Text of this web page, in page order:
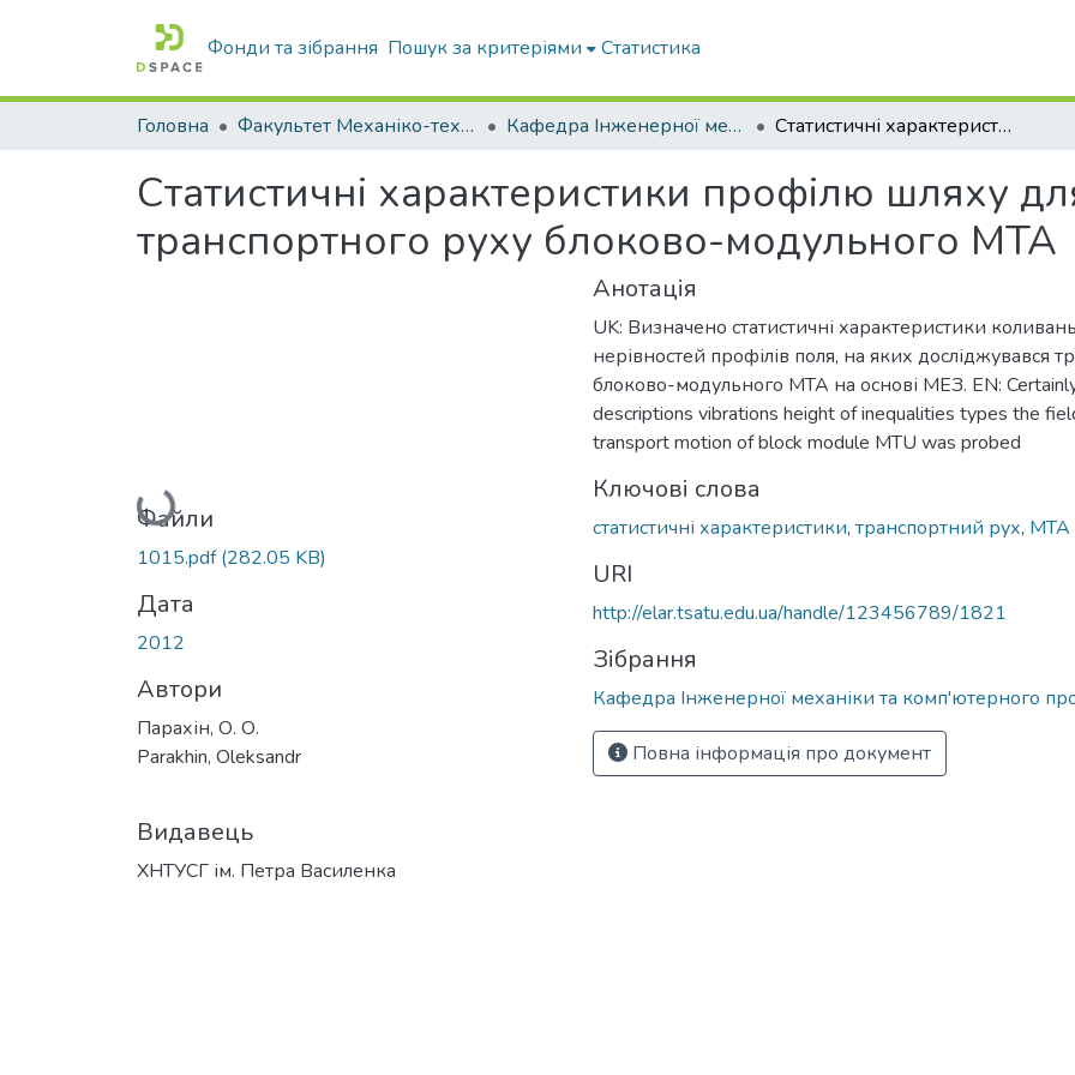
Фонди та зібрання Пошук за критеріями Статистика
Головна Факультет Механіко-технологічний Кафедра Інженерної механіки та комп'ютерного проектування Статистичні характеристики профілю шляху для дослідження транспортного руху блоково-модульного МТА
Статистичні характеристики профілю шляху
транспортного руху блоково-модульного МТА
Вантажиться...
Файли
1015.pdf(282.05 KB)
Дата
2012
Автори
Парахін, О. О.
Parakhin, Oleksandr
Видавець
ХНТУСГ ім. Петра Василенка
Анотація
UK: Визначено статистичні характеристики
нерівностей профілів поля, на яких досліджувався
блоково-модульного МТА на основі МЕЗ. EN:
descriptions vibrations height of inequalities types the
transport motion of block module MTU was probed
Ключові слова
статистичні характеристики, транспортний рух, МТА
URI
http://elar.tsatu.edu.ua/handle/123456789/1821
Зібрання
Кафедра Інженерної механіки та комп'ютерного
Повна інформація про документ